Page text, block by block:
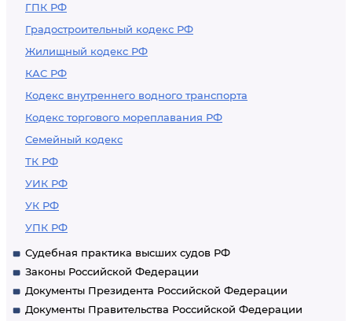
ГПК РФ
Градостроительный кодекс РФ
Жилищный кодекс РФ
КАС РФ
Кодекс внутреннего водного транспорта
Кодекс торгового мореплавания РФ
Семейный кодекс
ТК РФ
УИК РФ
УК РФ
УПК РФ
Судебная практика высших судов РФ
Законы Российской Федерации
Документы Президента Российской Федерации
Документы Правительства Российской Федерации